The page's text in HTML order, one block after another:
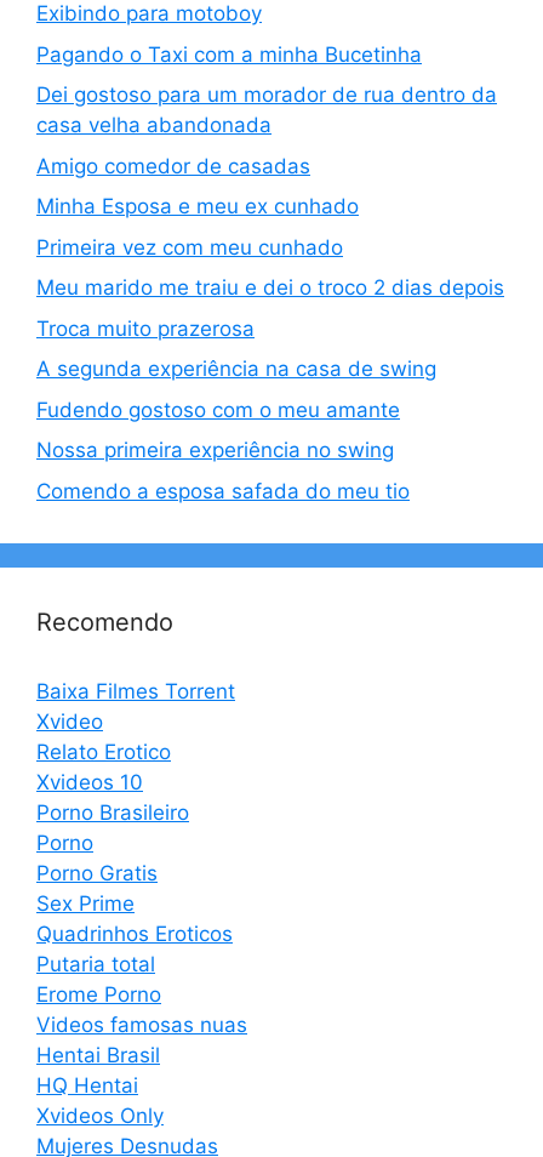
Exibindo para motoboy
Pagando o Taxi com a minha Bucetinha
Dei gostoso para um morador de rua dentro da
casa velha abandonada
Amigo comedor de casadas
Minha Esposa e meu ex cunhado
Primeira vez com meu cunhado
Meu marido me traiu e dei o troco 2 dias depois
Troca muito prazerosa
A segunda experiência na casa de swing
Fudendo gostoso com o meu amante
Nossa primeira experiência no swing
Comendo a esposa safada do meu tio
Recomendo
Baixa Filmes Torrent
Xvideo
Relato Erotico
Xvideos 10
Porno Brasileiro
Porno
Porno Gratis
Sex Prime
Quadrinhos Eroticos
Putaria total
Erome Porno
Videos famosas nuas
Hentai Brasil
HQ Hentai
Xvideos Only
Mujeres Desnudas